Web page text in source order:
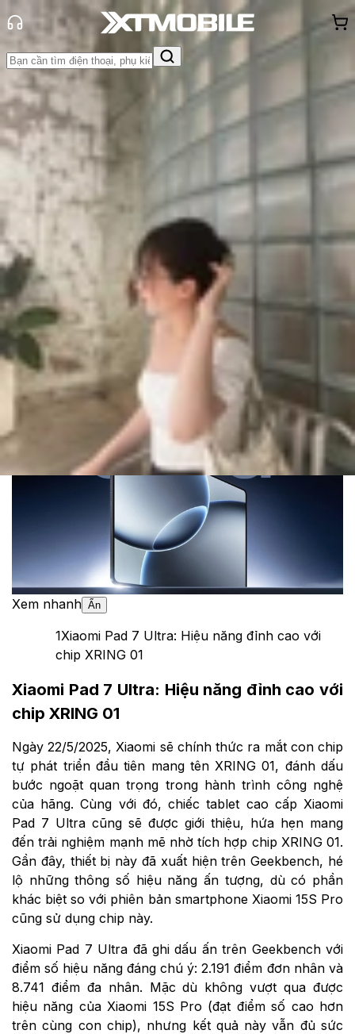
Trang chủ
Tin tức
Tin Mới
Tin Mới
Đánh Giá - Trên Tay
Khuyến
Thủ thuật Thông báoKhách
hàng - Sự kiện
Xiaomi Pad 7 Ultra bất ngờ xuất
hiện trên Geekbench với chip
XRING 01
Triệu Vy
Ngày đăng: 21/05/2025
Cập nhật:21/05/2025
Theo dõi XTMobile trên
Xem nhanh Ẩn
1Xiaomi Pad 7 Ultra: Hiệu năng đỉnh cao với
chip XRING 01
Xiaomi Pad 7 Ultra: Hiệu năng đỉnh cao với
chip XRING 01
Ngày 22/5/2025, Xiaomi sẽ chính thức ra mắt con chip
tự phát triển đầu tiên mang tên XRING 01, đánh dấu
bước ngoặt quan trọng trong hành trình công nghệ
của hãng. Cùng với đó, chiếc tablet cao cấp Xiaomi
Pad 7 Ultra cũng sẽ được giới thiệu, hứa hẹn mang
đến trải nghiệm mạnh mẽ nhờ tích hợp chip XRING 01.
Gần đây, thiết bị này đã xuất hiện trên Geekbench, hé
lộ những thông số hiệu năng ấn tượng, dù có phần
khác biệt so với phiên bản smartphone Xiaomi 15S Pro
cũng sử dụng chip này.
Xiaomi Pad 7 Ultra đã ghi dấu ấn trên Geekbench với
điểm số hiệu năng đáng chú ý: 2.191 điểm đơn nhân và
8.741 điểm đa nhân. Mặc dù không vượt qua được
hiệu năng của Xiaomi 15S Pro (đạt điểm số cao hơn
trên cùng con chip), nhưng kết quả này vẫn đủ sức